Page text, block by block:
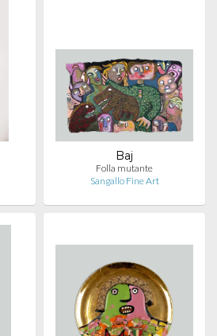
Baj
Folla mutante
Sangallo Fine Art